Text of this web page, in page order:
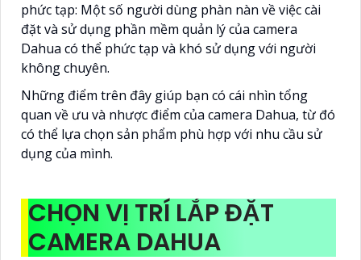
phức tạp: Một số người dùng phàn nàn về việc cài
đặt và sử dụng phần mềm quản lý của camera
Dahua có thể phức tạp và khó sử dụng với người
không chuyên.
Những điểm trên đây giúp bạn có cái nhìn tổng
quan về ưu và nhược điểm của camera Dahua, từ đó
có thể lựa chọn sản phẩm phù hợp với nhu cầu sử
dụng của mình.
CHỌN VỊ TRÍ LẮP ĐẶT
CAMERA DAHUA